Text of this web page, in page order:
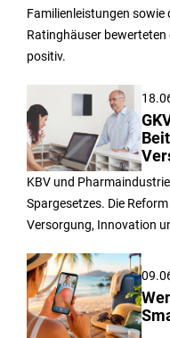
Familienleistungen sowie
Ratinghäuser
positiv.
KBV und
Spargesetzes. Die
Versorgung, Innovation